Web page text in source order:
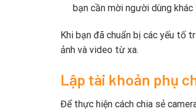
bạn cần mời người dùng
Khi bạn đã chuẩn bị các yếu tố
ảnh và video từ xa.
Lập tài khoản phụ
Để thực hiện cách chia sẻ